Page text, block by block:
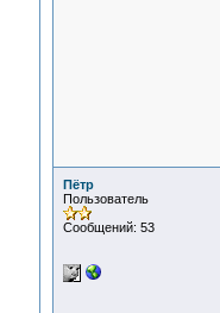
Пётр
Пользователь
Сообщений: 53